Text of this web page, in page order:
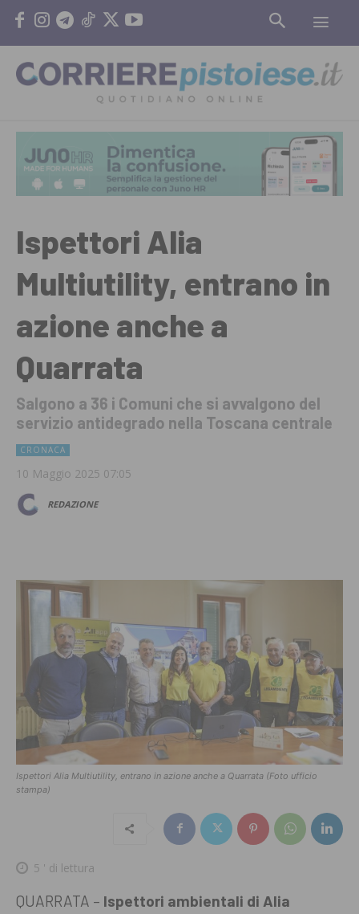
Ispettori Alia
Multiutility, entrano in
azione anche a
Quarrata
Salgono a 36 i Comuni che si avvalgono del
servizio antidegrado nella Toscana centrale
CRONACA
10 Maggio 2025 07:05
REDAZIONE
Ispettori Alia Multiutility, entrano in azione anche a Quarrata (Foto ufficio
stampa)
5 ' di lettura
QUARRATA – Ispettori ambientali di Alia